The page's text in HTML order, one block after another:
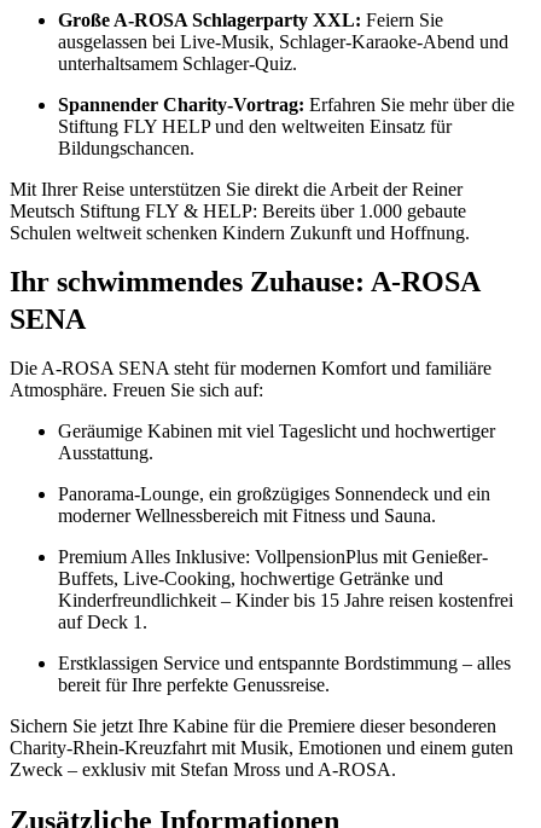
Große A-ROSA Schlagerparty XXL: Feiern Sie
ausgelassen bei Live-Musik, Schlager-Karaoke-Abend und
unterhaltsamem Schlager-Quiz.
Spannender Charity-Vortrag: Erfahren Sie mehr über die
Stiftung FLY HELP und den weltweiten Einsatz für
Bildungschancen.
Mit Ihrer Reise unterstützen Sie direkt die Arbeit der Reiner
Meutsch Stiftung FLY & HELP: Bereits über 1.000 gebaute
Schulen weltweit schenken Kindern Zukunft und Hoffnung.
Ihr schwimmendes Zuhause: A-ROSA
SENA
Die A-ROSA SENA steht für modernen Komfort und familiäre
Atmosphäre. Freuen Sie sich auf:
Geräumige Kabinen mit viel Tageslicht und hochwertiger
Ausstattung.
Panorama-Lounge, ein großzügiges Sonnendeck und ein
moderner Wellnessbereich mit Fitness und Sauna.
Premium Alles Inklusive: VollpensionPlus mit Genießer-
Buffets, Live-Cooking, hochwertige Getränke und
Kinderfreundlichkeit – Kinder bis 15 Jahre reisen kostenfrei
auf Deck 1.
Erstklassigen Service und entspannte Bordstimmung – alles
bereit für Ihre perfekte Genussreise.
Sichern Sie jetzt Ihre Kabine für die Premiere dieser besonderen
Charity-Rhein-Kreuzfahrt mit Musik, Emotionen und einem guten
Zweck – exklusiv mit Stefan Mross und A-ROSA.
Zusätzliche Informationen